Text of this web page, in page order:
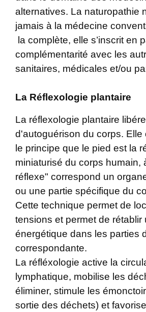
alternatives. La naturopathie
jamais à la médecine
la complète, elle s’inscrit en
complémentarité avec les
sanitaires, médicales et/ou
La Réflexologie plantaire
La réflexologie plantaire
d'autoguérison du corps. Elle
le principe que le pied est la
miniaturisé du corps humain,
réflexe" correspond un
ou une partie spécifique du
Cette technique permet de
tensions et permet de rétablir
énergétique dans les parties
correspondante.
La réfléxologie active la
lymphatique, mobilise les
éliminer, stimule les
sortie des déchets) et favorise